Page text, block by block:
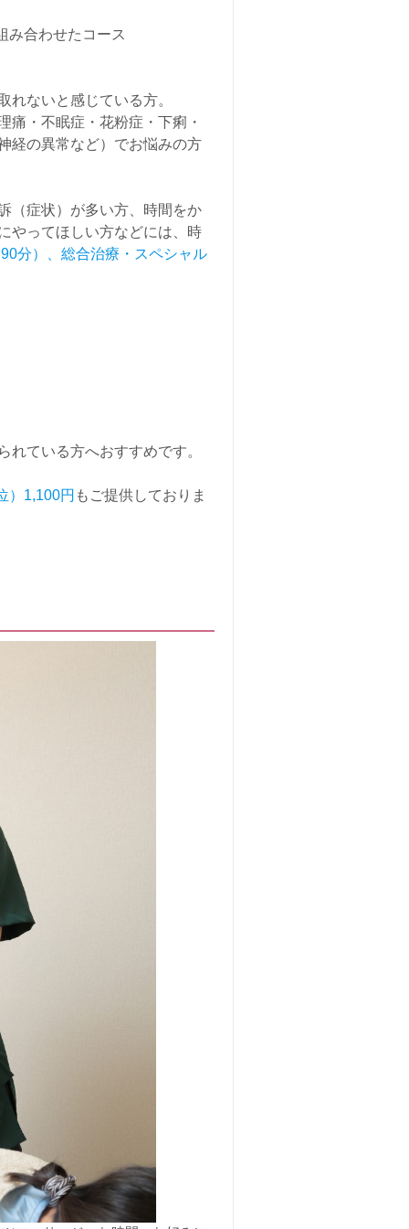
み合わせたコース
れないと感じている方。
痛・不眠症・花粉症・下痢・
経の異常など）でお悩みの方
（症状）が多い方、時間をか
やってほしい方などには、時
分）、総合治療・スペシャル
ている方へおすすめです。
）1,100円 もご提供しておりま